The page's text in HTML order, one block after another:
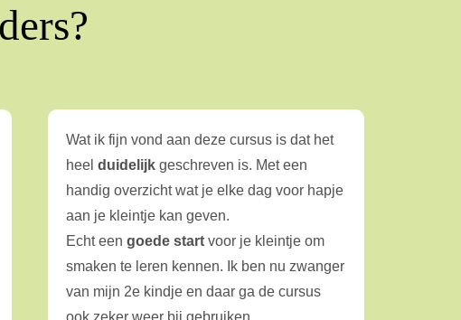
Wat ik fijn vond aan deze cursus is dat het
heel duidelijk geschreven is. Met een
handig overzicht wat je elke dag voor hapje
aan je kleintje kan geven.
Echt een goede start voor je kleintje om
smaken te leren kennen. Ik ben nu zwanger
van mijn 2e kindje en daar ga de cursus
ook zeker weer bij gebruiken.